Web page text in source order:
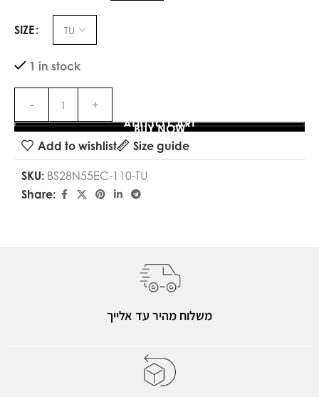
SIZE
1 in stock
ADD TO CART
BUY NOW
Add to wishlist
Size guide
SKU: BS28N55EC-110-TU
Share:
משלוח מהיר עד אלייך